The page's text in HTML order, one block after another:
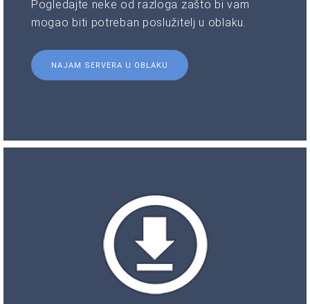
Pogledajte neke od razloga zašto bi vam
mogao biti potreban poslužitelj u oblaku.
NAJAM SERVERA U OBLAKU